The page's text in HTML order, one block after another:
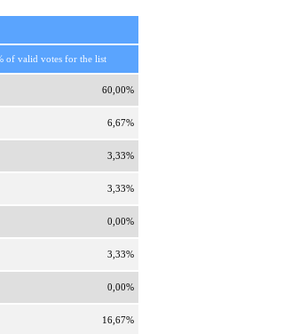
of valid votes for the list
60,00%
6,67%
3,33%
3,33%
0,00%
3,33%
0,00%
16,67%